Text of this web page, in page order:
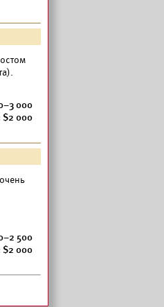
000
2 000
500
2 000